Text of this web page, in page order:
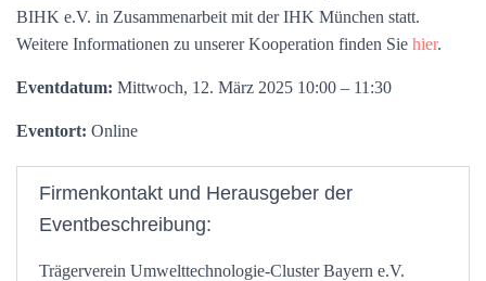
BIHK e.V. in Zusammenarbeit mit der IHK München statt.
Weitere Informationen zu unserer Kooperation finden Sie hier.
Eventdatum: Mittwoch, 12. März 2025 10:00 – 11:30
Eventort: Online
Firmenkontakt und Herausgeber der
Eventbeschreibung:
Trägerverein Umwelttechnologie-Cluster Bayern e.V.